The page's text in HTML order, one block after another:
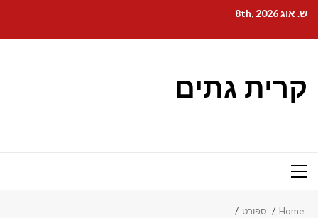
content
ש. אוג 8th, 2026
קרית גתים
Primary
Home
ספורט